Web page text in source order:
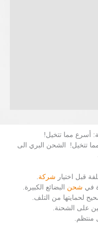
أسرع مما تتخيل!
تتخيل! الشحن البري الى
قبل اختيار شركة
في شحن البضائع الكبيرة.
لحمايتها من التلف.
على الشحنة.
منتظم.